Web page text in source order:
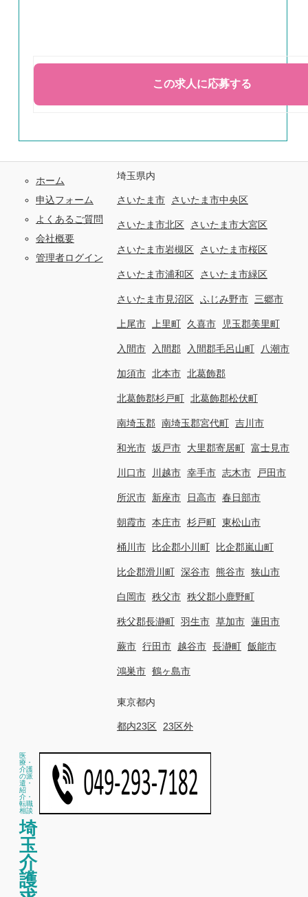
ホーム
申込フォーム
よくあるご質問
会社概要
管理者ログイン
埼玉県内
さいたま市 さいたま市中央区
さいたま市北区 さいたま市大宮区
さいたま市岩槻区 さいたま市桜区
さいたま市浦和区 さいたま市緑区
さいたま市見沼区 ふじみ野市 三郷市
上尾市 上里町 久喜市 児玉郡美里町
入間市 入間郡 入間郡毛呂山町 八潮市
加須市 北本市 北葛飾郡
北葛飾郡杉戸町 北葛飾郡松伏町
南埼玉郡 南埼玉郡宮代町 吉川市
和光市 坂戸市 大里郡寄居町 富士見市
川口市 川越市 幸手市 志木市 戸田市
所沢市 新座市 日高市 春日部市
朝霞市 本庄市 杉戸町 東松山市
桶川市 比企郡小川町 比企郡嵐山町
比企郡滑川町 深谷市 熊谷市 狭山市
白岡市 秩父市 秩父郡小鹿野町
秩父郡長瀞町 羽生市 草加市 蓮田市
蕨市 行田市 越谷市 長瀞町 飯能市
鴻巣市 鶴ヶ島市
東京都内
都内23区 23区外
医
療・
介護
の派
遣・
紹
介・
転職
相談
埼
玉
介
護